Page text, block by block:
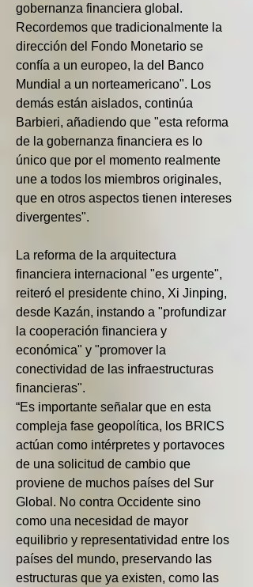
gobernanza financiera global.
Recordemos que tradicionalmente la
dirección del Fondo Monetario se
confía a un europeo, la del Banco
Mundial a un norteamericano". Los
demás están aislados, continúa
Barbieri, añadiendo que "esta reforma
de la gobernanza financiera es lo
único que por el momento realmente
une a todos los miembros originales,
que en otros aspectos tienen intereses
divergentes".
La reforma de la arquitectura
financiera internacional "es urgente",
reiteró el presidente chino, Xi Jinping,
desde Kazán, instando a "profundizar
la cooperación financiera y
económica" y "promover la
conectividad de las infraestructuras
financieras".
“Es importante señalar que en esta
compleja fase geopolítica, los BRICS
actúan como intérpretes y portavoces
de una solicitud de cambio que
proviene de muchos países del Sur
Global. No contra Occidente sino
como una necesidad de mayor
equilibrio y representatividad entre los
países del mundo, preservando las
estructuras que ya existen, como las